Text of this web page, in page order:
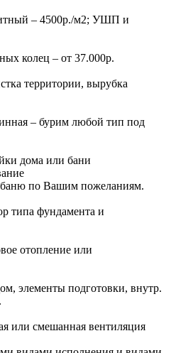
– 4500р./м2; УШП и
колец – от 37.000р.
территории, вырубка
– бурим любой тип под
дома или бани
по Вашим пожеланиям.
типа фундамента и
отопление или
элементы подготовки, внутр.
или смешанная вентиляция